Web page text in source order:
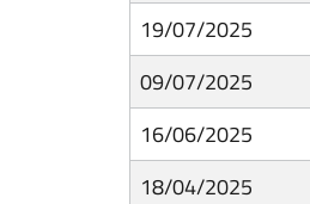
19/07/2025
09/07/2025
16/06/2025
18/04/2025